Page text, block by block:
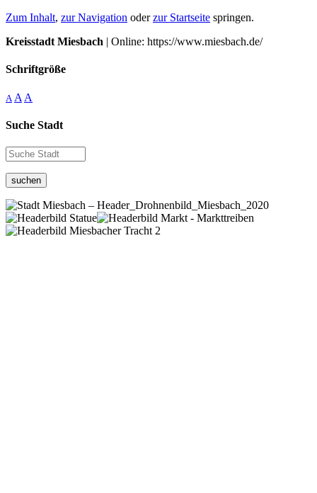
Zum Inhalt, zur Navigation oderzur Startseite springen.
Kreisstadt Miesbach | Online: https://www.miesbach.de/
Schriftgröße
A A A
Suche Stadt
suchen